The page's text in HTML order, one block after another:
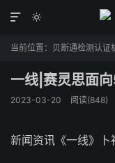


当前位置： 贝斯通检测认证
一线|赛灵思面
2023-03-20 阅读(848)
新闻资讯《一线》卜